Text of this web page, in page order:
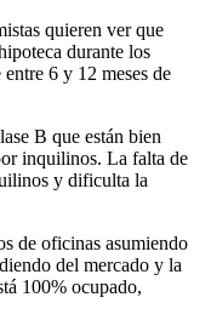
quieren ver que
durante los
6 y 12 meses de
B que están bien
inquilinos. La falta de
y dificulta la
de oficinas asumiendo
del mercado y la
100% ocupado,